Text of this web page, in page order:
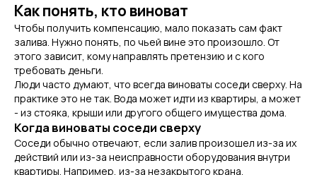
Как понять, кто виноват
Чтобы получить компенсацию, мало показать сам факт
залива. Нужно понять, по чьей вине это произошло. От
этого зависит, кому направлять претензию и с кого
требовать деньги.
Люди часто думают, что всегда виноваты соседи сверху. На
практике это не так. Вода может идти из квартиры, а может
- из стояка, крыши или другого общего имущества дома.
Когда виноваты соседи сверху
Соседи обычно отвечают, если залив произошел из-за их
действий или из-за неисправности оборудования внутри
квартиры. Например, из-за незакрытого крана,